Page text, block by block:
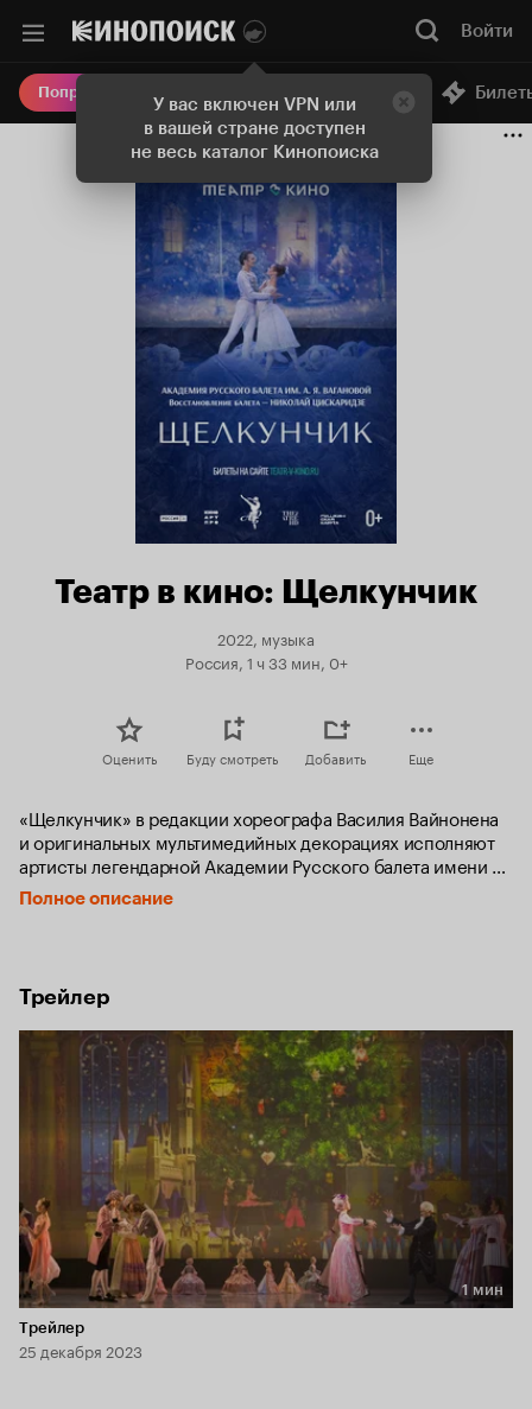
У вас включен VPN или
в вашей стране доступен
не весь каталог Кинопоиска
Войти
Попробовать Плюс Онлайн-кинотеатр
Театр в кино: Щелкунчик
2022, музыка
Россия, 1 ч 33 мин, 0+
Оценить Буду смотреть Добавить Еще
«Щелкунчик» в редакции хореографа Василия Вайнонена
и оригинальных мультимедийных декорациях исполняют
артисты легендарной Академии Русского балета имени
А. Я. Вагановой.
Полное описание
Трейлер
Длительность 1 мин
1 мин
Трейлер
25 декабря 2023